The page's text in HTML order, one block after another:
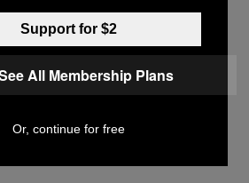
WIREIMAGE)
Hop Legend Who
His Debut Album
Ago: ‘I Definitely
Support for $2
All Membership Plans
Or, continue for free